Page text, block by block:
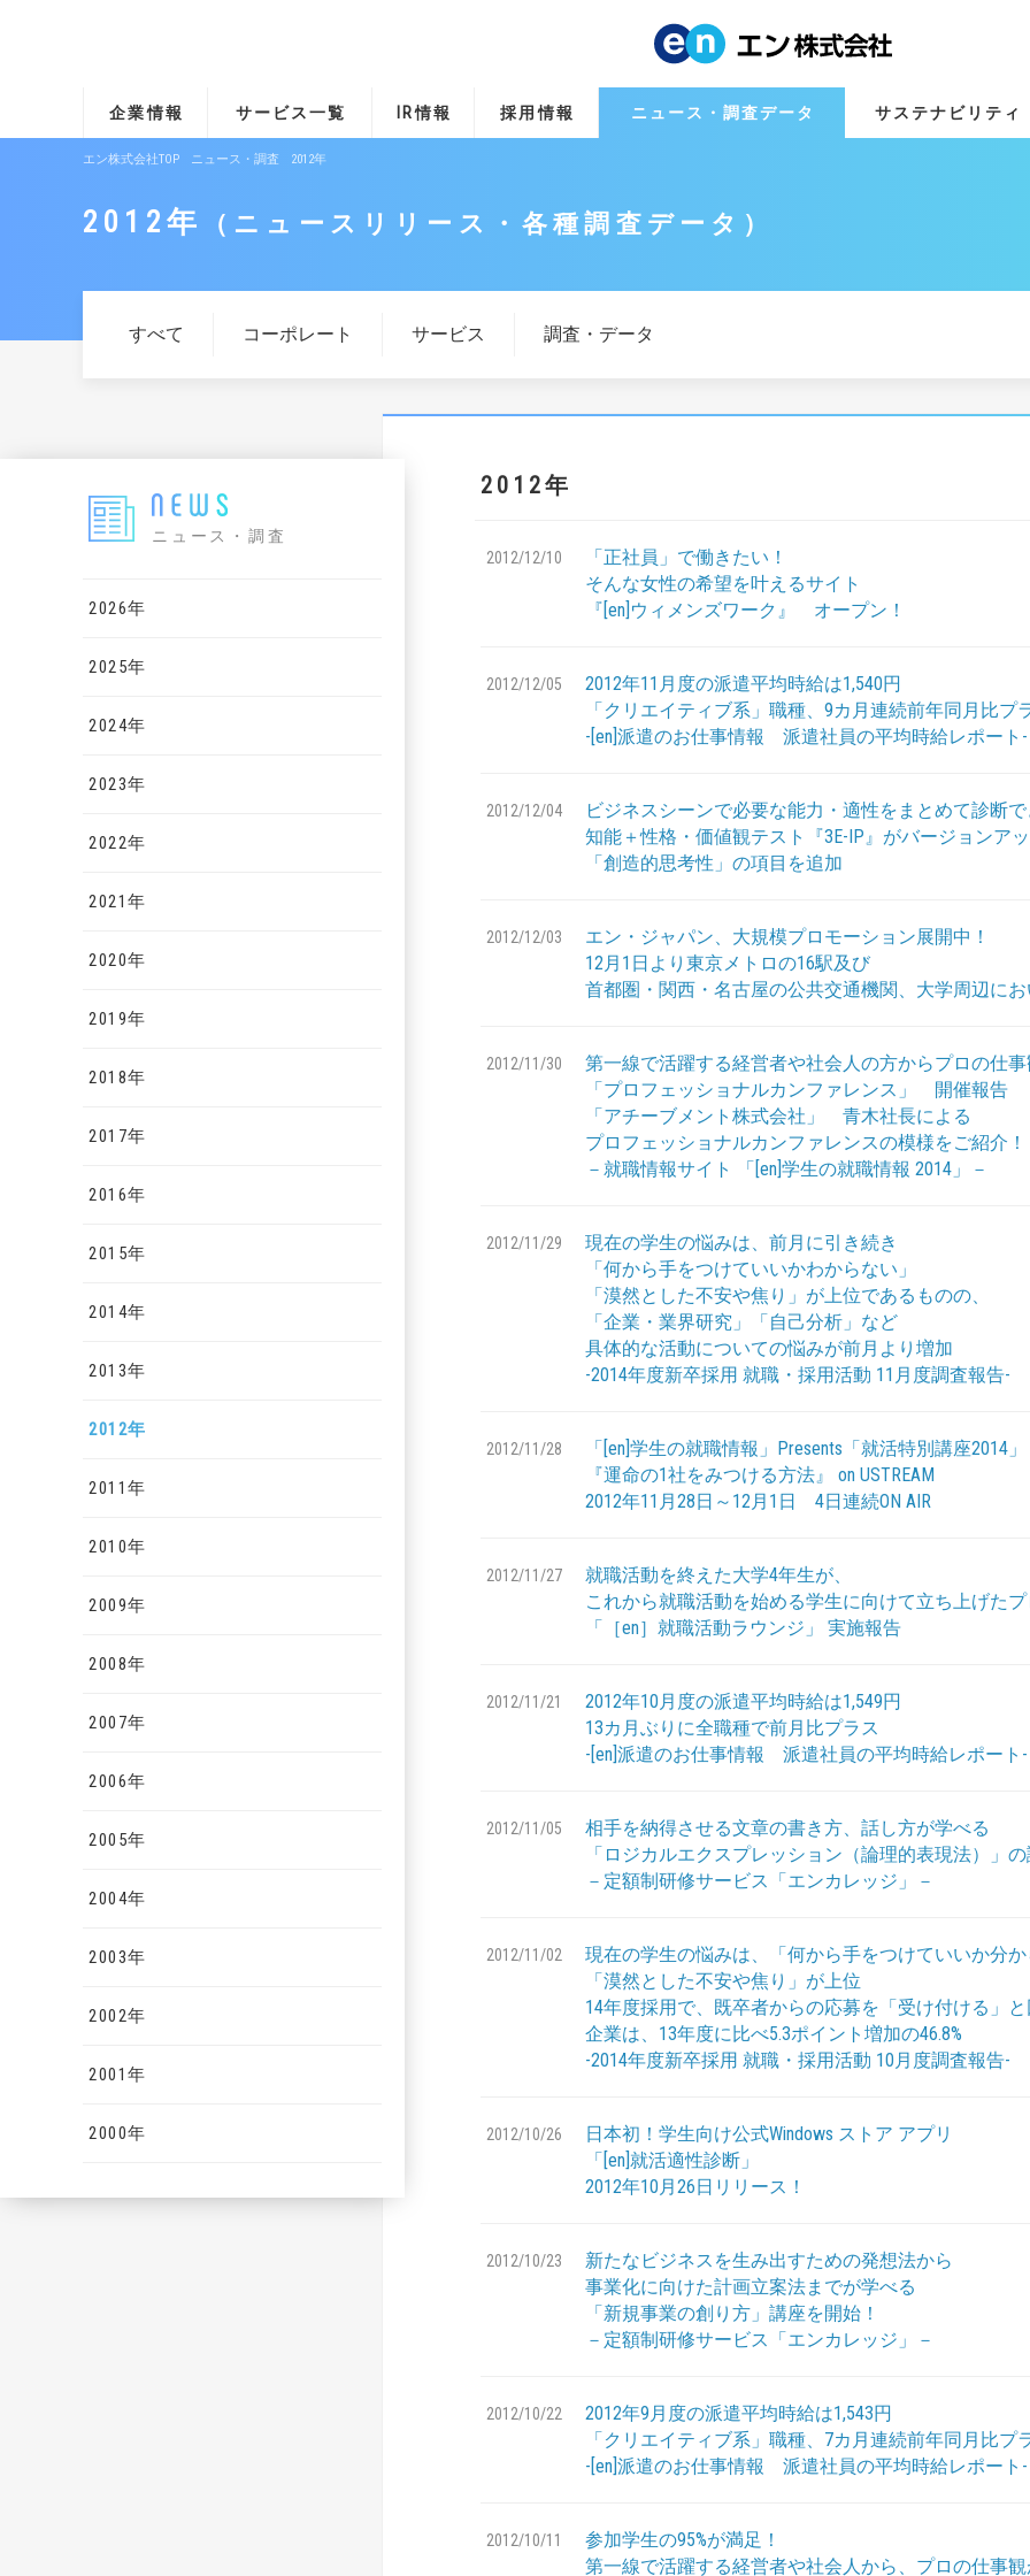
企業情報 サービス一覧 IR情報 採用情報 ニュース・調査データ サステナビリティ
エン株式会社TOP ニュース・調査 2012年
2012年 ニュースリリース・各種調査データ
すべて コーポレート サービス 調査・データ
ニュース・調査
2026年
2025年
2024年
2023年
2022年
2021年
2020年
2019年
2018年
2017年
2016年
2015年
2014年
2013年
2012年
2011年
2010年
2009年
2008年
2007年
2006年
2005年
2004年
2003年
2002年
2001年
2000年
2012年
2012/12/10
「正社員」で働きたい！
そんな女性の希望を叶えるサイト
『[en]ウィメンズワーク』 オープン！
2012/12/05
2012年11月度の派遣平均時給は1,540円
「クリエイティブ系」職種、9カ月連続前年同月比プ
-[en]派遣のお仕事情報 派遣社員の平均時給レポート-
2012/12/04
ビジネスシーンで必要な能力・適性をまとめて診断で
知能＋性格・価値観テスト『3E-IP』がバージョンアッ
「創造的思考性」の項目を追加
2012/12/03
エン・ジャパン、大規模プロモーション展開中！
12月1日より東京メトロの16駅及び
首都圏・関西・名古屋の公共交通機関、大学周辺に
2012/11/30
第一線で活躍する経営者や社会人の方からプロの仕
「プロフェッショナルカンファレンス」 開催報告
「アチーブメント株式会社」 青木社長による
プロフェッショナルカンファレンスの模様をご紹介！
－就職情報サイト 「[en]学生の就職情報 2014」－
2012/11/29
現在の学生の悩みは、前月に引き続き
「何から手をつけていいかわからない」
「漠然とした不安や焦り」が上位であるものの、
「企業・業界研究」「自己分析」など
具体的な活動についての悩みが前月より増加
-2014年度新卒採用 就職・採用活動 11月度調査報告-
2012/11/28
「[en]学生の就職情報」Presents「就活特別講座2014」
『運命の1社をみつける方法』 on USTREAM
2012年11月28日～12月1日 4日連続ON AIR
2012/11/27
就職活動を終えた大学4年生が、
これから就職活動を始める学生に向けて立ち上げたプ
「［en］就職活動ラウンジ」 実施報告
2012/11/21
2012年10月度の派遣平均時給は1,549円
13カ月ぶりに全職種で前月比プラス
-[en]派遣のお仕事情報 派遣社員の平均時給レポート-
2012/11/05
相手を納得させる文章の書き方、話し方が学べる
「ロジカルエクスプレッション（論理的表現法）」の
－定額制研修サービス「エンカレッジ」－
2012/11/02
現在の学生の悩みは、「何から手をつけていいか分か
「漠然とした不安や焦り」が上位
14年度採用で、既卒者からの応募を「受け付ける」
企業は、13年度に比べ5.3ポイント増加の46.8%
-2014年度新卒採用 就職・採用活動 10月度調査報告-
2012/10/26
日本初！学生向け公式Windows ストア アプリ
「[en]就活適性診断」
2012年10月26日リリース！
2012/10/23
新たなビジネスを生み出すための発想法から
事業化に向けた計画立案法までが学べる
「新規事業の創り方」講座を開始！
－定額制研修サービス「エンカレッジ」－
2012/10/22
2012年9月度の派遣平均時給は1,543円
「クリエイティブ系」職種、7カ月連続前年同月比プ
-[en]派遣のお仕事情報 派遣社員の平均時給レポート-
2012/10/11
参加学生の95%が満足！
第一線で活躍する経営者や社会人から、プロの仕事観